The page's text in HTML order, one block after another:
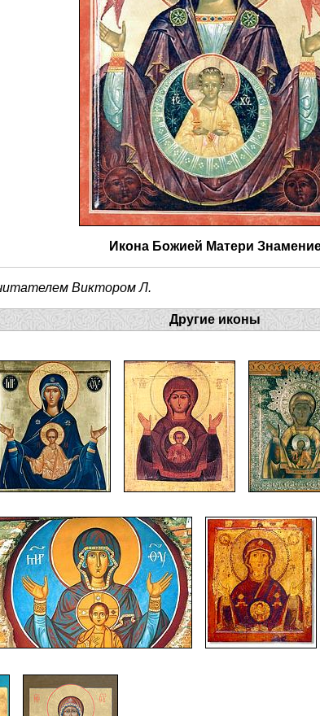
Икона Божией Матери
Виктором Л.
Другие иконы